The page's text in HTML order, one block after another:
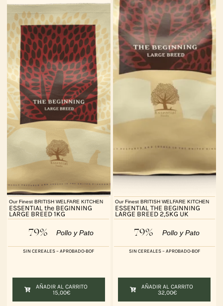
Our Finest BRITISH WELFARE KITCHEN
ESSENTIAL the BEGINNING
LARGE BREED 1KG
79% Pollo y Pato
SIN CEREALES – APROBADO-BOF
AÑADIR AL CARRITO
15,00€
Our Finest BRITISH WELFARE KITCHEN
ESSENTIAL THE BEGINNING
LARGE BREED 2,5KG UK
79% Pollo y Pato
SIN CEREALES – APROBADO-BOF
AÑADIR AL CARRITO
32,00€